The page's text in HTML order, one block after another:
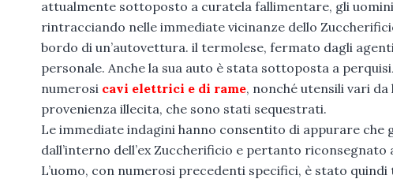
attualmente sottoposto a curatela fallimentare, gli
rintracciando nelle immediate vicinanze dello
bordo di un’autovettura. il termolese, fermato dagli
personale. Anche la sua auto è stata sottoposta a
numerosi cavi elettrici e di rame, nonché utensili vari
provenienza illecita, che sono stati sequestrati.
Le immediate indagini hanno consentito di appurare
dall’interno dell’ex Zuccherificio e pertanto
L’uomo, con numerosi precedenti specifici, è stato